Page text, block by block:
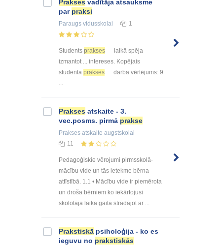
Prakses vadītāja atsauksme
par praksi
Paraugs vidusskolai 1
Students prakses
laikā spēja
izmantot ... intereses. Kopējais
studenta prakses
darba vērtējums: 9
...
Prakses atskaite - 3.
vec.posms. pirmā prakse
Prakses atskaite augstskolai
11
Pedagoģiskie vērojumi pirmsskolā-
mācību vide un tās ietekme bērna
attīstībā. 1.1 • Mācību vide ir piemērota
un droša bērniem ko iekārtojusi
skolotāja laika gaitā strādājot ar ...
Prakstiskā psiholoģija - ko es
ieguvu no prakstiskās